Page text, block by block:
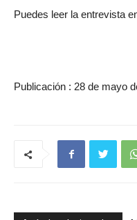
Puedes leer la entrevista
Publicación : 28 de mayo